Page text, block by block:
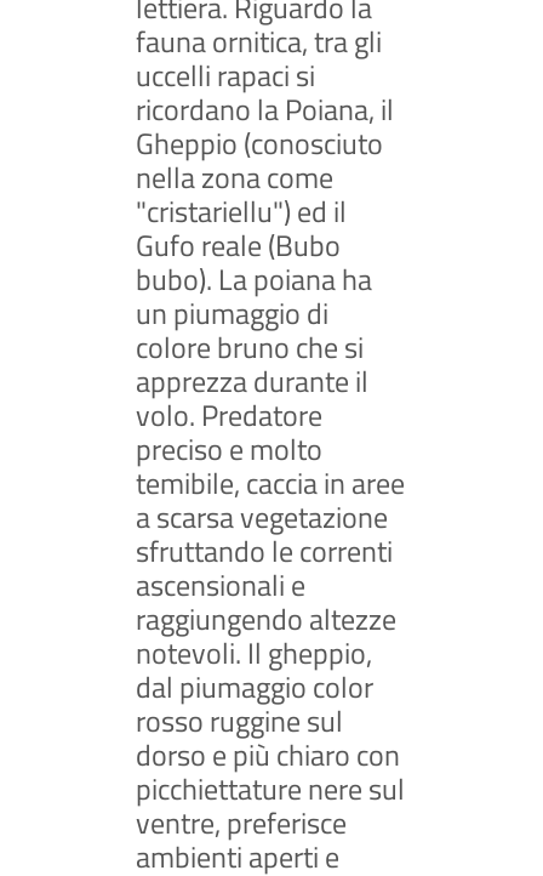
fauna ornitica, tra gli
uccelli rapaci si
ricordano la Poiana, il
Gheppio (conosciuto
nella zona come
"cristariellu") ed il
Gufo reale (Bubo
bubo). La poiana ha
un piumaggio di
colore bruno che si
apprezza durante il
volo. Predatore
preciso e molto
temibile, caccia in aree
a scarsa vegetazione
sfruttando le correnti
ascensionali e
raggiungendo altezze
notevoli. Il gheppio,
dal piumaggio color
rosso ruggine sul
dorso e più chiaro con
picchiettature nere sul
ventre, preferisce
ambienti aperti e